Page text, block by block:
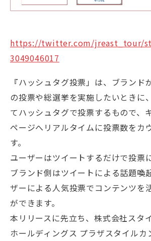
https://twitter.com/jreast_tour/
3049046017
『ハッシュタグ投票」は、ブランド
の投票や総選挙を実施したいときに
てハッシュタグで投票するもので、
ページへリアルタイムに投票数をカ
す。
ユーザーはツイートするだけで投票
ブランド側はツイートによる話題喚
ザーによる人気投票でコンテンツを
ができます。
本リリースに先立ち、株式会社スタ
ホールディングス プラザスタイルカ